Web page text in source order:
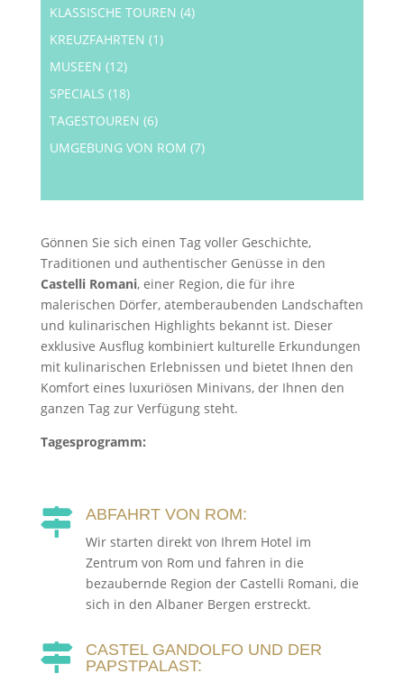
KLASSISCHE TOUREN (4)
KREUZFAHRTEN (1)
MUSEEN (12)
SPECIALS (18)
TAGESTOUREN (6)
UMGEBUNG VON ROM (7)
Gönnen Sie sich einen Tag voller Geschichte,
Traditionen und authentischer Genüsse in den
Castelli Romani, einer Region, die für ihre
malerischen Dörfer, atemberaubenden Landschaften
und kulinarischen Highlights bekannt ist. Dieser
exklusive Ausflug kombiniert kulturelle Erkundungen
mit kulinarischen Erlebnissen und bietet Ihnen den
Komfort eines luxuriösen Minivans, der Ihnen den
ganzen Tag zur Verfügung steht.
Tagesprogramm:
 ABFAHRT VON ROM:
Wir starten direkt von Ihrem Hotel im
Zentrum von Rom und fahren in die
bezaubernde Region der Castelli Romani, die
sich in den Albaner Bergen erstreckt.

CASTEL GANDOLFO UND DER
PAPSTPALAST: